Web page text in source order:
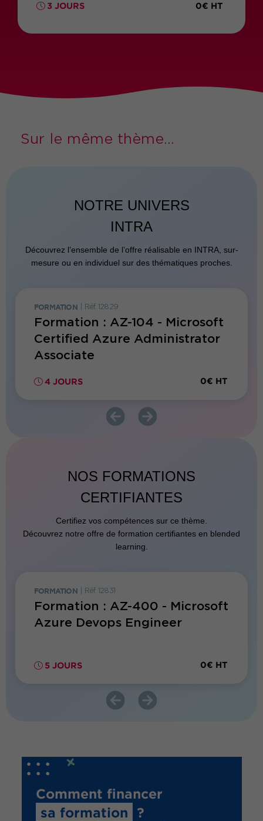
3 JOURS 0€ HT
Sur le même thème...
NOTRE UNIVERS
INTRA
Découvrez l’ensemble de l’offre réalisable en INTRA, sur-
mesure ou en individuel sur des thématiques proches.
FORMATION Réf. 12829
Formation : AZ-104 - Microsoft
Certified Azure Administrator
Associate
4 JOURS 0€ HT
NOS FORMATIONS
CERTIFIANTES
Certifiez vos compétences sur ce thème.
Découvrez notre offre de formation certifiantes en blended
learning.
FORMATION Réf. 12831
Formation : AZ-400 - Microsoft
Azure Devops Engineer
5 JOURS 0€ HT
Comment financer
sa formation
?